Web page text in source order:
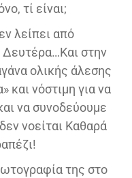
τί είναι;
λείπει από
Δευτέρα…Και στην
ολικής άλεσης
και νόστιμη για να
να συνοδεύουμε
νοείται Καθαρά
της στο